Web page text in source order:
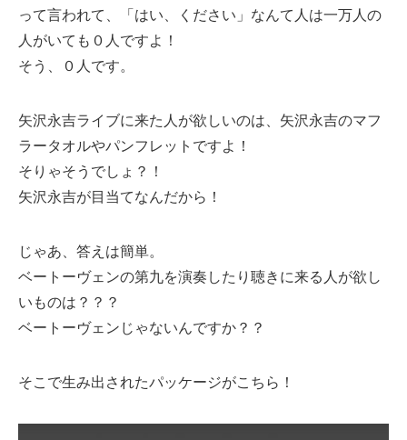
って言われて、「はい、ください」なんて人は一万人の
人がいても０人ですよ！
そう、０人です。
矢沢永吉ライブに来た人が欲しいのは、矢沢永吉のマフ
ラータオルやパンフレットですよ！
そりゃそうでしょ？！
矢沢永吉が目当てなんだから！
じゃあ、答えは簡単。
ベートーヴェンの第九を演奏したり聴きに来る人が欲し
いものは？？？
ベートーヴェンじゃないんですか？？
そこで生み出されたパッケージがこちら！